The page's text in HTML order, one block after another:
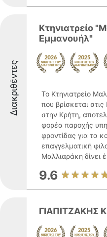
Διακριθέντες
Κτηνιατρείο
Εμμανουήλ"
Το Κτηνιατρείο
που βρίσκεται
στην Κρήτη,
φορέα παροχής
φροντίδας για τα
επαγγελματική
Μαλλιαράκη δίνει
9.6
ΓΙΑΠΙΤΖΑΚΗΣ